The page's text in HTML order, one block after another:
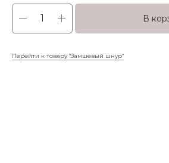
В
Перейти к товару "Замшевый шнур"